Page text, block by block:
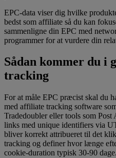
EPC-data viser dig hvilke
bedst som affiliate så du kan
sammenligne din EPC med
programmer for at vurdere din
Sådan kommer du i
tracking
For at måle EPC præcist skal du
med affiliate tracking software
Tradedoubler eller tools som
links med unique identifiers via
bliver korrekt attribueret til det
tracking og definer hvor længe
cookie-duration typisk 30-90 dage.